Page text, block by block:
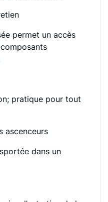
permet un accès
pratique pour tout
ascenceurs
dans un